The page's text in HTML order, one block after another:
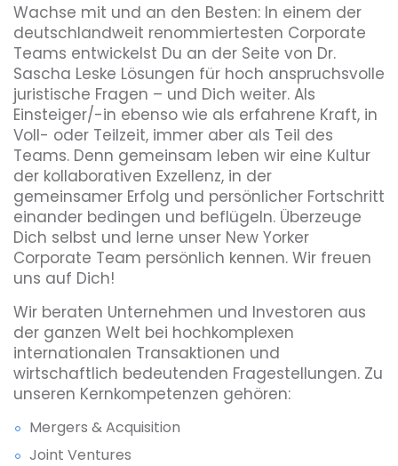
Wachse mit und an den Besten: In einem der
deutschlandweit renommiertesten Corporate
Teams entwickelst Du an der Seite von Dr.
Sascha Leske Lösungen für hoch anspruchsvolle
juristische Fragen – und Dich weiter. Als
Einsteiger/-in ebenso wie als erfahrene Kraft, in
Voll- oder Teilzeit, immer aber als Teil des
Teams. Denn gemeinsam leben wir eine Kultur
der kollaborativen Exzellenz, in der
gemeinsamer Erfolg und persönlicher Fortschritt
einander bedingen und beflügeln. Überzeuge
Dich selbst und lerne unser New Yorker
Corporate Team persönlich kennen. Wir freuen
uns auf Dich!
Wir beraten Unternehmen und Investoren aus
der ganzen Welt bei hochkomplexen
internationalen Transaktionen und
wirtschaftlich bedeutenden Fragestellungen. Zu
unseren Kernkompetenzen gehören:
Mergers & Acquisition
Joint Ventures